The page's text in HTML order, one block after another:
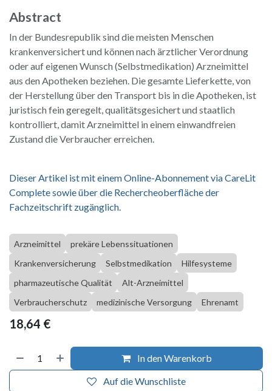
Abstract
In der Bundesrepublik sind die meisten Menschen
krankenversichert und können nach ärztlicher Verordnung
oder auf eigenen Wunsch (Selbstmedikation) Arzneimittel
aus den Apotheken beziehen. Die gesamte Lieferkette, von
der Herstellung über den Transport bis in die Apotheken, ist
juristisch fein geregelt, qualitätsgesichert und staatlich
kontrolliert, damit Arzneimittel in einem einwandfreien
Zustand die Verbraucher erreichen.
Dieser Artikel ist mit einem Online-Abonnement via CareLit
Complete sowie über die Rechercheoberfläche der
Fachzeitschrift zugänglich.
Arzneimittel
prekäre Lebenssituationen
Krankenversicherung
Selbstmedikation
Hilfesysteme
pharmazeutische Qualität
Alt-Arzneimittel
Verbraucherschutz
medizinische Versorgung Ehrenamt
18,64 €
In den Warenkorb
Auf die Wunschliste